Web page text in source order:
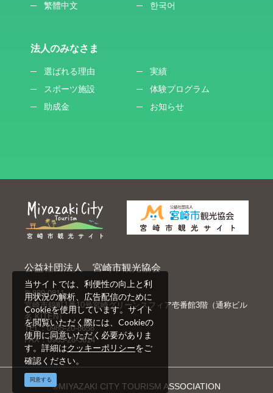
繁體中文
한국어
法人のみなさま
選ばれる理由
実績
スポーツ施設
体験プログラム
助成金
お知らせ
公益社団法人 宮崎市観光協会
〒880-0811
宮崎市錦町1番10号宮崎グリーンスフィア壱番館3階（通称ビル
名 KITEN）
TEL：0985-20-8658
FAX：0985-28-3614
©MIYAZAKI CITY TOURISM ASSOCIATION
当サイトでは、利便性の向上と利
用状況の解析、広告配信のために
Cookieを使用しています。サイト
を閲覧いただく際には、Cookieの
使用に同意いただく必要がありま
す。詳細はクッキーポリシーをご
確認ください。
同意する